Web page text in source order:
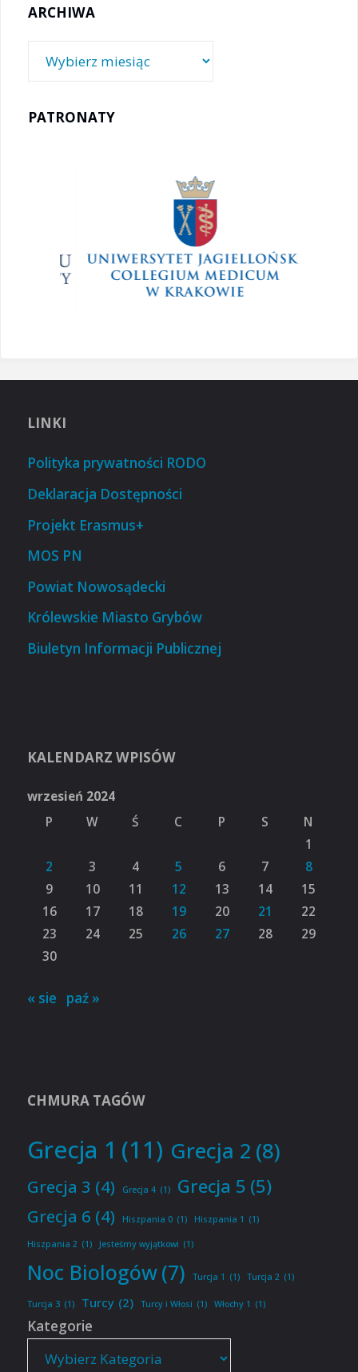
ARCHIWA
PATRONATY
LINKI
Polityka prywatności RODO
Deklaracja Dostępności
Projekt Erasmus+
MOS PN
Powiat Nowosądecki
Królewskie Miasto Grybów
Biuletyn Informacji Publicznej
KALENDARZ WPISÓW
wrzesień 2024
P
W Ś C P S
N
1
2
3 4 5 6 7
8
9
10 11 12 13 14
15
16
17 18 19 20 21
22
23
24 25 26 27 28
29
30
« sie paź »
CHMURA TAGÓW
Grecja 1 (11) Grecja 2 (8)
Grecja 3 (4) Grecja 4 (1) Grecja 5 (5)
Grecja 6 (4) Hiszpania 0 (1) Hiszpania 1 (1)
Hiszpania 2 (1) Jesteśmy wyjątkowi (1)
Noc Biologów(7) Turcja 1 (1) Turcja 2 (1)
Turcja 3 (1) Turcy (2) Turcy i Włosi (1) Włochy 1 (1)
Kategorie